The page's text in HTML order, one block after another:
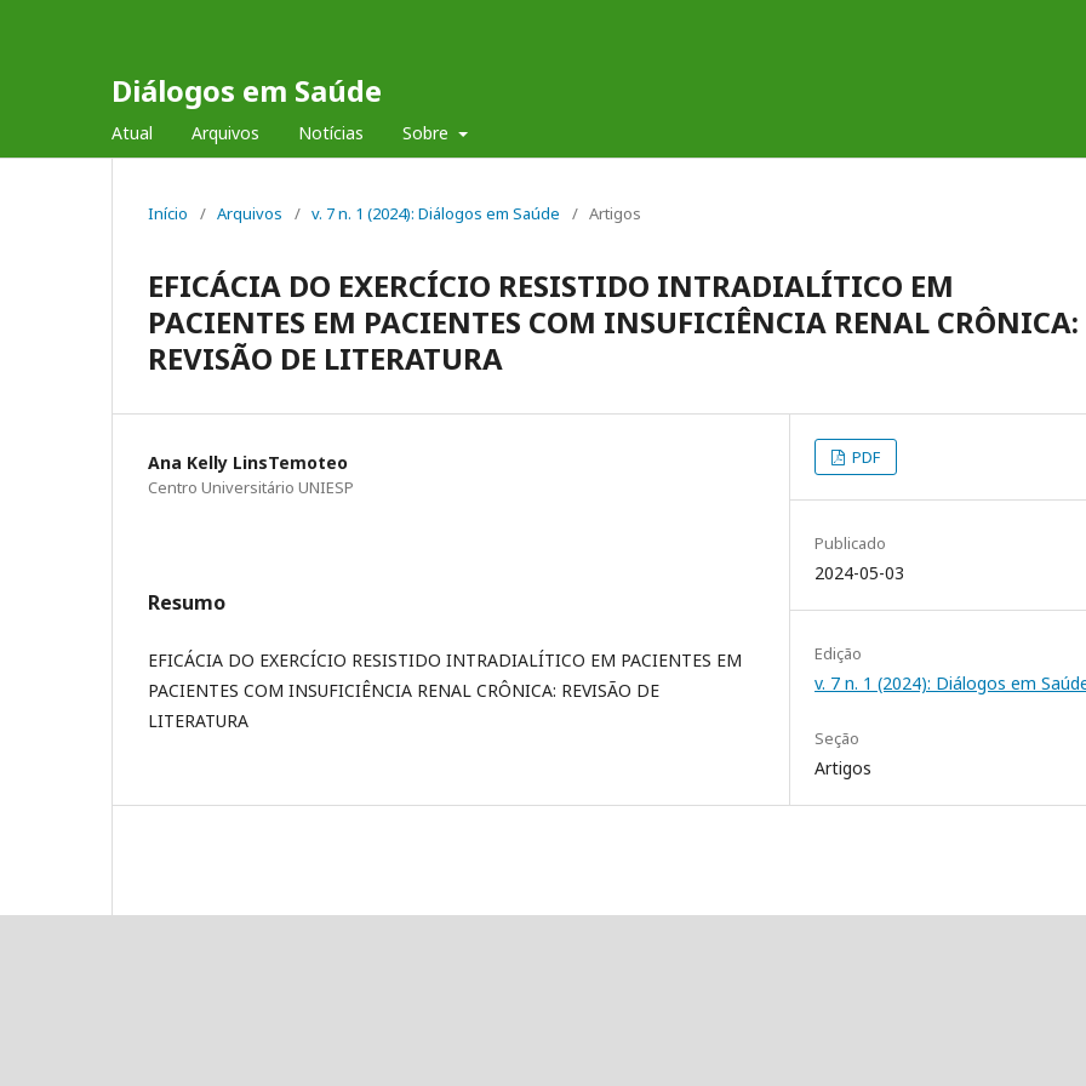
Diálogos em Saúde
Atual Arquivos Notícias Sobre
Início / Arquivos / v. 7 n. 1 (2024): Diálogos em Saúde / Artigos
EFICÁCIA DO EXERCÍCIO RESISTIDO INTRADIALÍTICO EM
PACIENTES EM PACIENTES COM INSUFICIÊNCIA RENAL CRÔNICA:
REVISÃO DE LITERATURA
Ana Kelly LinsTemoteo
Centro Universitário UNIESP
Resumo
EFICÁCIA DO EXERCÍCIO RESISTIDO INTRADIALÍTICO EM PACIENTES EM
PACIENTES COM INSUFICIÊNCIA RENAL CRÔNICA: REVISÃO DE
LITERATURA
PDF
Publicado
2024-05-03
Edição
v. 7 n. 1 (2024): Diálogos em
Seção
Artigos